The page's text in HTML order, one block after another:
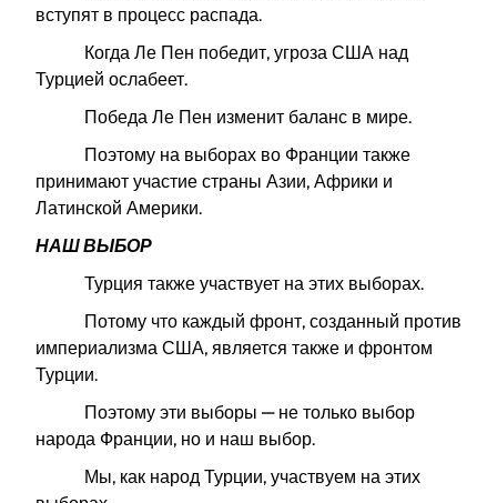
вступят в процесс распада.
Когда Ле Пен победит, угроза США над
Турцией ослабеет.
Победа Ле Пен изменит баланс в мире.
Поэтому на выборах во Франции также
принимают участие страны Азии, Африки и
Латинской Америки.
НАШ ВЫБОР
Турция также участвует на этих выборах.
Потому что каждый фронт, созданный против
империализма США, является также и фронтом
Турции.
Поэтому эти выборы — не только выбор
народа Франции, но и наш выбор.
Мы, как народ Турции, участвуем на этих